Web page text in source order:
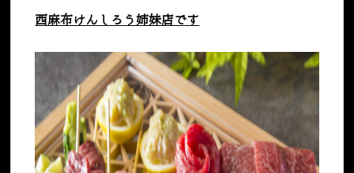
西麻布けんしろう姉妹店です